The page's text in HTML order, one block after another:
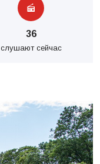
36
слушают сейчас